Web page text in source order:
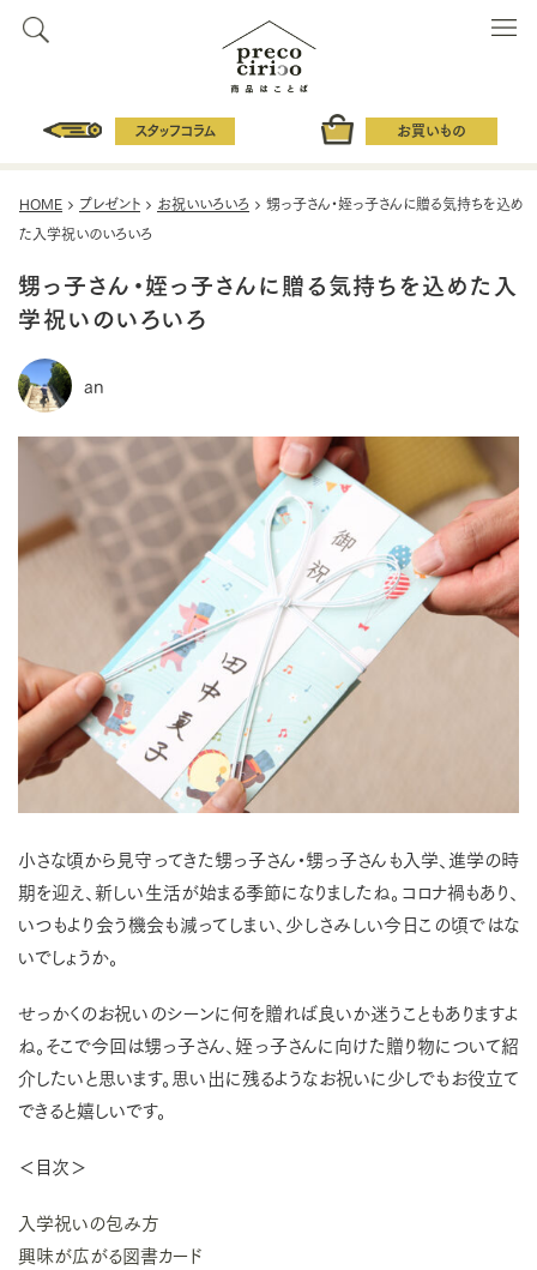
スタッフコラム お買いもの
HOME プレゼント お祝いいろいろ
甥っ子さん・姪っ子さんに贈る気持ちを込め
た入学祝いのいろいろ
甥っ子さん・姪っ子さんに贈る気持ちを込めた入
学祝いのいろいろ
an
小さな頃から見守ってきた甥っ子さん・甥っ子さんも入学、進学の時
期を迎え、新しい生活が始まる季節になりましたね。コロナ禍もあり、
いつもより会う機会も減ってしまい、少しさみしい今日この頃ではな
いでしょうか。
せっかくのお祝いのシーンに何を贈れば良いか迷うこともありますよ
ね。そこで今回は甥っ子さん、姪っ子さんに向けた贈り物について紹
介したいと思います。思い出に残るようなお祝いに少しでもお役立て
できると嬉しいです。
＜目次＞
入学祝いの包み方
興味が広がる図書カード